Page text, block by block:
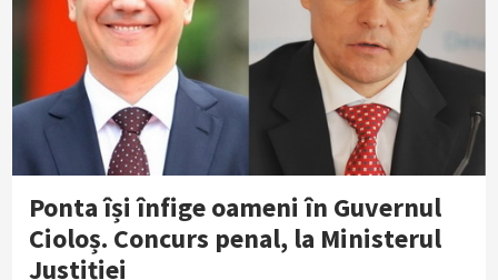
Ponta își înfige oameni în Guvernul
Cioloș. Concurs penal, la Ministerul
Justiției